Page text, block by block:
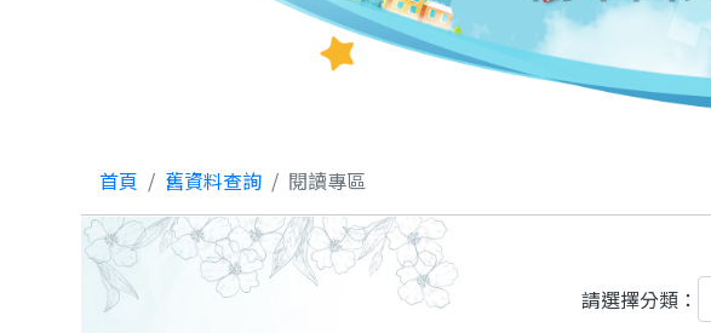
首頁 舊資料查詢 閱讀專區
請選擇分類：